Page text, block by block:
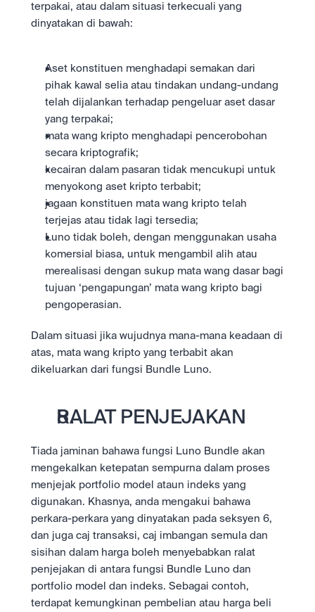
terpakai, atau dalam situasi terkecuali yang
dinyatakan di bawah:
Aset konstituen menghadapi semakan dari
pihak kawal selia atau tindakan undang-undang
telah dijalankan terhadap pengeluar aset dasar
yang terpakai;
mata wang kripto menghadapi pencerobohan
secara kriptografik;
kecairan dalam pasaran tidak mencukupi untuk
menyokong aset kripto terbabit;
jagaan konstituen mata wang kripto telah
terjejas atau tidak lagi tersedia;
Luno tidak boleh, dengan menggunakan usaha
komersial biasa, untuk mengambil alih atau
merealisasi dengan sukup mata wang dasar bagi
tujuan ‘pengapungan’ mata wang kripto bagi
pengoperasian.
Dalam situasi jika wujudnya mana-mana keadaan di
atas, mata wang kripto yang terbabit akan
dikeluarkan dari fungsi Bundle Luno.
RALAT PENJEJAKAN
Tiada jaminan bahawa fungsi Luno Bundle akan
mengekalkan ketepatan sempurna dalam proses
menjejak portfolio model ataun indeks yang
digunakan. Khasnya, anda mengakui bahawa
perkara-perkara yang dinyatakan pada seksyen 6,
dan juga caj transaksi, caj imbangan semula dan
sisihan dalam harga boleh menyebabkan ralat
penjejakan di antara fungsi Bundle Luno dan
portfolio model dan indeks. Sebagai contoh,
terdapat kemungkinan pembelian atau harga beli